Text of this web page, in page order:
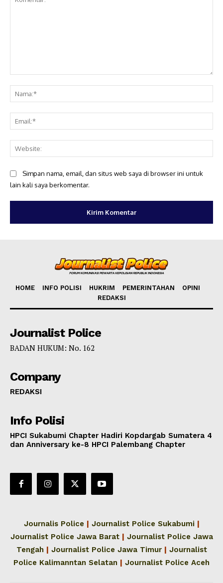
Simpan nama, email, dan situs web saya di browser ini untuk
lain kali saya berkomentar.
HOME INFO POLISI HUKRIM PEMERINTAHAN
OPINI
REDAKSI
Journalist Police
BADAN HUKUM: No. 162
Company
REDAKSI
Info Polisi
HPCI Sukabumi Chapter Hadiri Kopdargab Sumatera 4
dan Anniversary ke-8 HPCI Palembang Chapter
Journalis Police Journalist Police Sukabumi
Journalist Police Jawa Barat
Journalist Police Jawa
Tengah
Journalist Police Jawa Timur
Journalist
Police Kalimanntan Selatan
Journalist Police Aceh